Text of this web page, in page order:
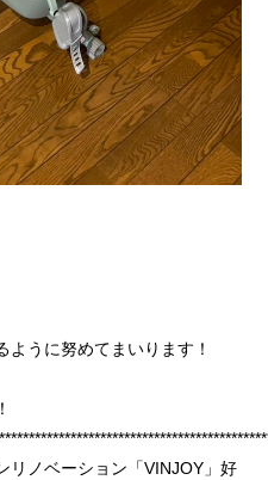
うに努めてまいります！
リノベーション「VINJOY」好